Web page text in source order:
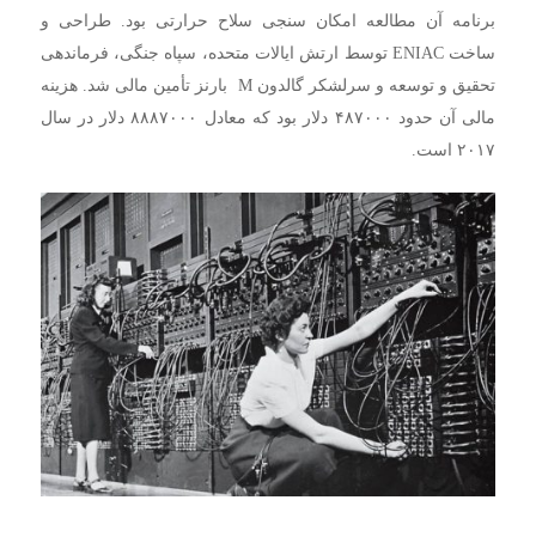
برنامه آن مطالعه امکان سنجی سلاح حرارتی بود. طراحی و
ساخت ENIAC توسط ارتش ایالات متحده، سپاه جنگی، فرماندهی
تحقیق و توسعه و سرلشکر گالدون M بارنز تأمین مالی شد. هزینه
مالی آن حدود ۴۸۷۰۰۰ دلار بود که معادل ۸۸۸۷۰۰۰ دلار در سال
۲۰۱۷ است.